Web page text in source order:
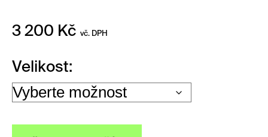
3 200 Kč vč. DPH
Velikost